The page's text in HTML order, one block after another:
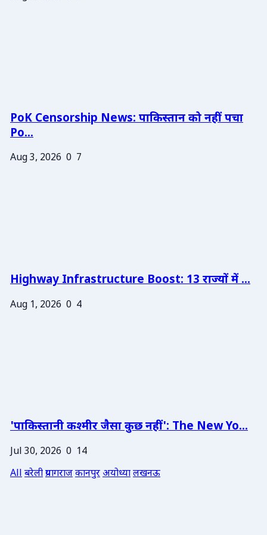
PoK Censorship News: पाकिस्तान को नहीं पचा
Po...
Aug 3, 2026 0 7
Highway Infrastructure Boost: 13 राज्यों में ...
Aug 1, 2026 0 4
'पाकिस्तानी कश्मीर जैसा कुछ नहीं': The New Yo...
Jul 30, 2026 0 14
Allबरेलीप्रयागराजकानपुरअयोध्यालखनऊ